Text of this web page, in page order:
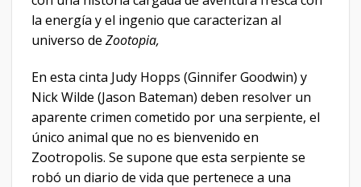
la energía y el ingenio que caracterizan al
universo de Zootopia,
En esta cinta Judy Hopps (Ginnifer Goodwin) y
Nick Wilde (Jason Bateman) deben resolver un
aparente crimen cometido por una serpiente, el
único animal que no es bienvenido en
Zootropolis. Se supone que esta serpiente se
robó un diario de vida que pertenece a una